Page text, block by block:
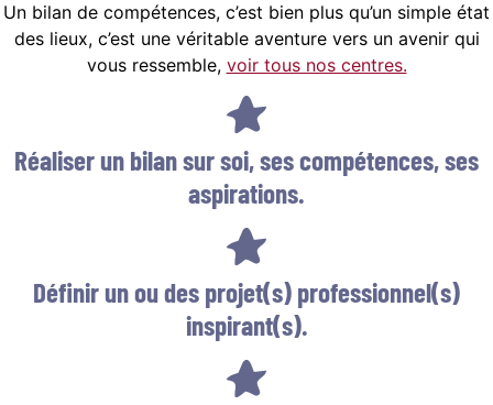
Un bilan de compétences, c’est bien plus qu’un simple état
des lieux, c’est une véritable aventure vers un avenir qui
vous ressemble, voir tous nos centres.
Réaliser un bilan sur soi, ses compétences, ses
aspirations.
Définir un ou des projet(s) professionnel(s)
inspirant(s).